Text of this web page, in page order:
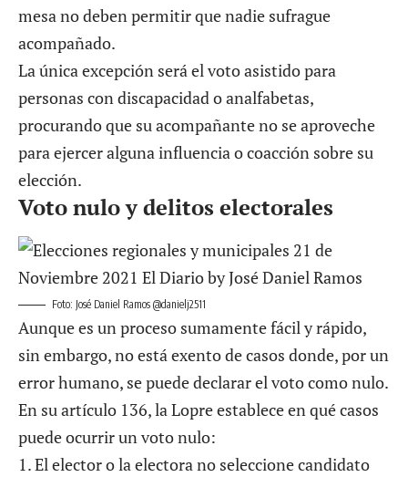
mesa no deben permitir que nadie sufrague
acompañado.
La única excepción será el voto asistido para
personas con discapacidad o analfabetas,
procurando que su acompañante no se aproveche
para ejercer alguna influencia o coacción sobre su
elección.
Voto nulo y delitos electorales
Foto: José Daniel Ramos @danielj2511
Aunque es un proceso sumamente fácil y rápido,
sin embargo, no está exento de casos donde, por un
error humano, se puede declarar el voto como nulo.
En su artículo 136, la Lopre establece en qué casos
puede ocurrir un voto nulo:
1. El elector o la electora no seleccione candidato